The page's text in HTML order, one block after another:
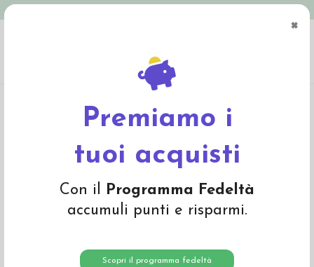
×
Premiamo i
tuoi acquisti
Con il Programma Fedeltà
accumuli punti e risparmi.
Scopri il programma fedeltà
lunga in lana seta - col. oliva